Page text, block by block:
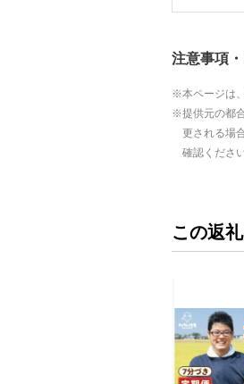
注意事項
本ページは
提供元の都
更される場
確認ください
この返